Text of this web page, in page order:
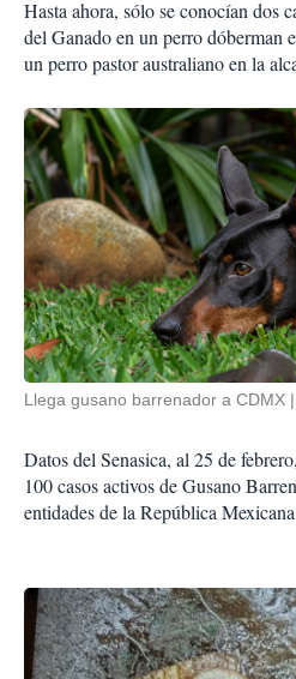
Hasta ahora, sólo se conocían dos
del Ganado en un perro dóberman
un perro pastor australiano en la
Llega gusano barrenador a CDMX
Datos del Senasica, al 25 de
100 casos activos de Gusano
entidades de la República